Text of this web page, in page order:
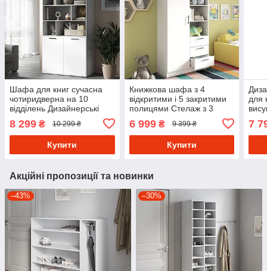
Шафа для книг сучасна
чотиридверна на 10
відділень Дизайнерські
стелажі з полицями з ДСП
8 299 ₴ 10 299 ₴
Купити
Книжкова шафа з 4
відкритими і 5 закритими
полицями Стелаж з 3
зберігання речей з ДСП
6 999₴ 9 399 ₴
Купити
для
7
Акційні пропозиції та новинки
–43% –30%